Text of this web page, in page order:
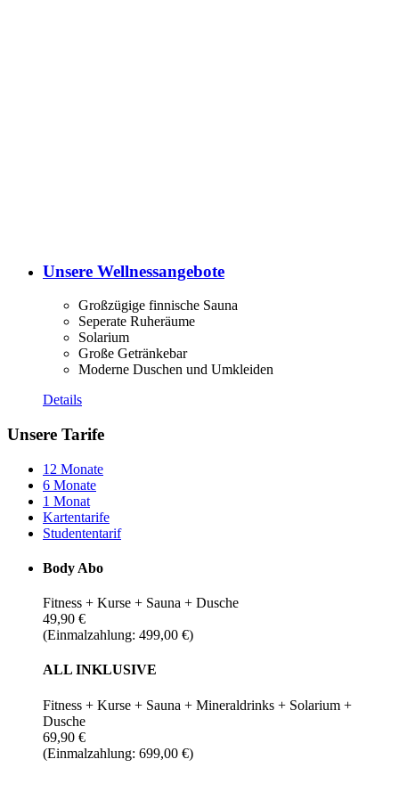
Unsere Wellnessangebote
Großzügige finnische Sauna
Seperate Ruheräume
Solarium
Große Getränkebar
Moderne Duschen und Umkleiden
Details
Unsere Tarife
12 Monate
6 Monate
1 Monat
Kartentarife
Studententarif
Body Abo
Fitness + Kurse + Sauna + Dusche
49,90 €
(Einmalzahlung: 499,00 €)
ALL INKLUSIVE
Fitness + Kurse + Sauna + Mineraldrinks + Solarium +
Dusche
69,90 €
(Einmalzahlung: 699,00 €)